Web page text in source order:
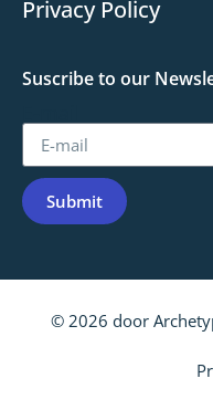
Privacy Policy
Suscribe to our
Submit
© 2026 door